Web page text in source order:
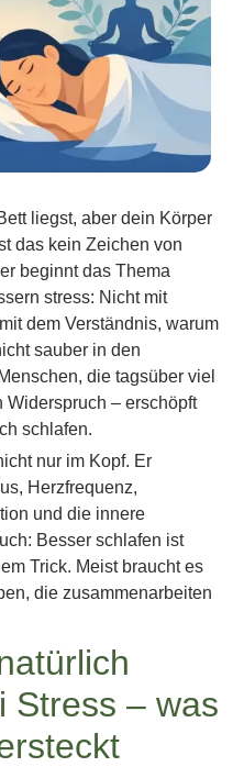
liegst, aber dein Körper
das kein Zeichen von
beginnt das Thema
stress: Nicht mit
dem Verständnis, warum
sauber in den
die tagsüber viel
Widerspruch – erschöpft
schlafen.
nur im Kopf. Er
Herzfrequenz,
und die innere
Besser schlafen ist
Trick. Meist braucht es
die zusammenarbeiten
Stress – was